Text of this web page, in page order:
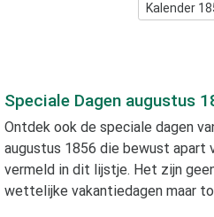
Kalender
Speciale Dagen augustus
Ontdek ook de speciale dagen
augustus 1856 die bewust apart
vermeld in dit lijstje. Het zijn
wettelijke vakantiedagen maar